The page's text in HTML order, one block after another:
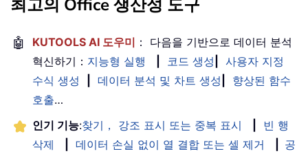
최고의 Office 생산성 도구
🤖 KUTOOLS AI 도우미 ： 다음을 기반으로 데이터 분석
혁신하기： 지능형 실행 코드 생성
사용자 지정
수식 생성
데이터 분석 및 차트 생성
향상된 함수
호출…
인기 기능:찾기， 강조 표시 또는 중복 표시
빈 행
삭제
데이터 손실 없이 열 결합 또는 셀 제거
공